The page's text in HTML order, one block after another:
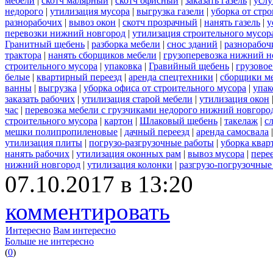
недорого | утилизация мусора | выгрузка газели | уборка от
разнорабочих | вывоз окон | скотч прозрачный | нанять газель |
перевозки нижний новгород | утилизация строительного
Гранитный щебень | разборка мебели | снос зданий |
трактора | нанять сборщиков мебели | грузоперевозка нижний
строительного мусора | упаковка | Гравийный щебень |
белые | квартирный переезд | аренда спецтехники | сборщики
ванны | выгрузка | уборка офиса от строительного мусора |
заказать рабочих | утилизация старой мебели | утилизация окон
час | перевозка мебели с грузчиками недорого нижний
строительного мусора | картон | Шлаковый щебень | такелаж |
мешки полипропиленовые | дачный переезд | аренда самосвала
утилизация плиты | погрузо-разгрузочные работы | уборка
нанять рабочих | утилизация оконных рам | вывоз мусора |
нижний новгород | утилизация колонки | разгрузо-
07.10.2017 в 13:20
комментировать
Интересно Вам интересно
Больше не интересно
(0)